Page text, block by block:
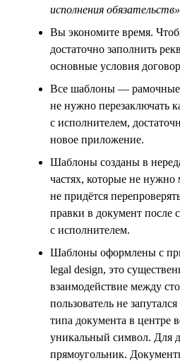
исполнения обязательств»
Вы экономите время.
достаточно заполнить
основные условия
Все шаблоны — рамочные.
не нужно перезаключать
с исполнителем,
новое приложение.
Шаблоны созданы в
частях, которые не
не придётся
правки в документ после
с исполнителем.
Шаблоны оформлены с
legal design, это
взаимодействие между
пользователь не
типа документа в центре
уникальный символ. Для
прямоугольник.